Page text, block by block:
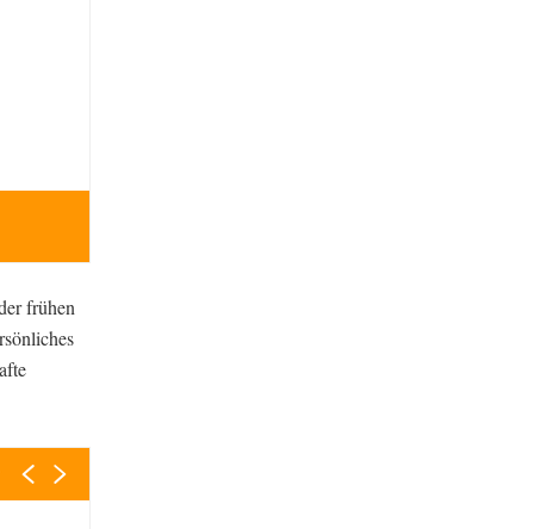
frühen